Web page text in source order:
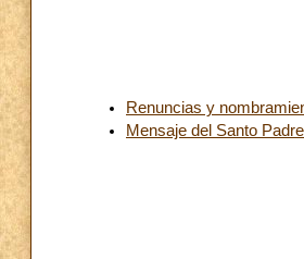
Renuncias y
Mensaje del Santo